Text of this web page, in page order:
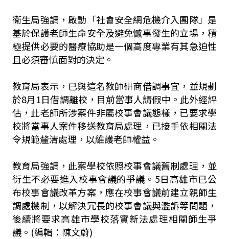
衛生局強調，啟動「社會安全網危機介入團隊」是
基於保護老師生命安全及避免憾事發生的立場，積
極提供必要的醫療協助是一個高度專業有其急迫性
且必須審慎面對的決定。
教育局表示，已與這名教師研商借調事宜，並規劃
於8月1日借調離校，目前當事人請假中。此外經評
估，此老師所涉案件非屬校事會議態樣，已要求學
校將當事人案件移送教育局處理，已接手依相關法
令規範釐清處理，以維護老師權益。
教育局強調，此案學校依照校事會議舊制處理，並
衍生不必要進入校事會議的爭議。5日高雄市已公
布校事會議改革方案，應在校事會議前建立親師生
調處機制，以解決冗長的校事會議與濫訴等問題，
後續將要求高雄市學校落實新法處理相關師生爭
議。(編輯：陳文蔚)